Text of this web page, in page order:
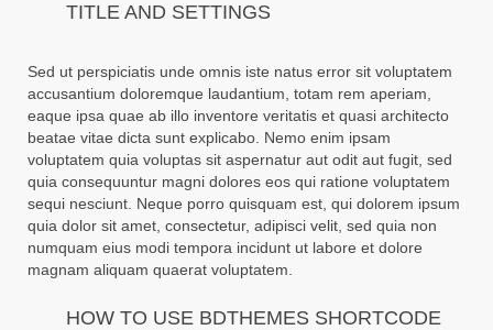
TITLE AND SETTINGS
Sed ut perspiciatis unde omnis iste natus error sit voluptatem
accusantium doloremque laudantium, totam rem aperiam,
eaque ipsa quae ab illo inventore veritatis et quasi architecto
beatae vitae dicta sunt explicabo. Nemo enim ipsam
voluptatem quia voluptas sit aspernatur aut odit aut fugit, sed
quia consequuntur magni dolores eos qui ratione voluptatem
sequi nesciunt. Neque porro quisquam est, qui dolorem ipsum
quia dolor sit amet, consectetur, adipisci velit, sed quia non
numquam eius modi tempora incidunt ut labore et dolore
magnam aliquam quaerat voluptatem.
HOW TO USE BDTHEMES SHORTCODE